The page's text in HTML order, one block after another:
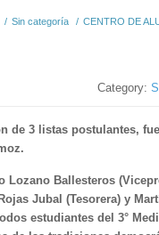
/ Sin categoría / CENTRO DE
Category:
de 3 listas postulantes,
Lozano Ballesteros
Jubal (Tesorera) y
estudiantes del 3°